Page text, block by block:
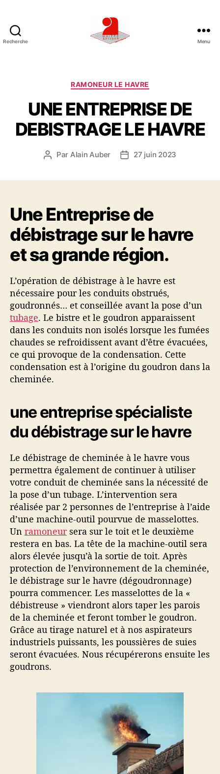
Recherche
E
N
T
R
E
P
I
E
R
A
M
O
N
G
E
L
E
H
A
V
R
E
Menu
C
t
é
g
o
s
RAMONEUR LE HAVRE
UNE ENTREPRISE DE
DEBISTRAGE LE HAVRE
A
r
d
e
l
’
a
t
i
c
l
e
Par Alain Auber
D
e
l
’
a
r
t
c
l
e
27 juin 2023
Une Entreprise de
débistrage sur le havre
et sa grande région.
L’opération de débistrage à le havre est
nécessaire pour les conduits obstrués,
goudronnés… et conseillée avant la pose d’un
tubage. Le bistre et le goudron apparaissent
dans les conduits non isolés lorsque les fumées
chaudes se refroidissent avant d’être évacuées,
ce qui provoque de la condensation. Cette
condensation est à l’origine du goudron dans la
cheminée.
une entreprise spécialiste
du débistrage sur le havre
Le débistrage de cheminée à le havre vous
permettra également de continuer à utiliser
votre conduit de cheminée sans la nécessité de
la pose d’un tubage. L’intervention sera
réalisée par 2 personnes de l’entreprise à l’aide
d’une machine-outil pourvue de masselottes.
Un ramoneursera sur le toit et le deuxième
restera en bas. La tête de la machine-outil sera
alors élevée jusqu’à la sortie de toit. Après
protection de l’environnement de la cheminée,
le débistrage sur le havre (dégoudronnage)
pourra commencer. Les masselottes de la «
débistreuse » viendront alors taper les parois
de la cheminée et feront tomber le goudron.
Grâce au tirage naturel et à nos aspirateurs
industriels puissants, les poussières de suies
seront évacuées. Nous récupérerons ensuite les
goudrons.